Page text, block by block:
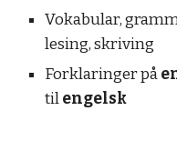
Vokabular,
lesing, skriving
Forklaringer på
tilengelsk